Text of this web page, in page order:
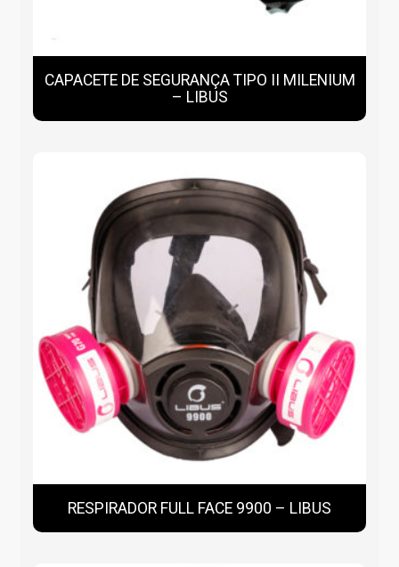
CAPACETE DE SEGURANÇA TIPO II MILENIUM
– LIBUS
RESPIRADOR FULL FACE 9900 – LIBUS